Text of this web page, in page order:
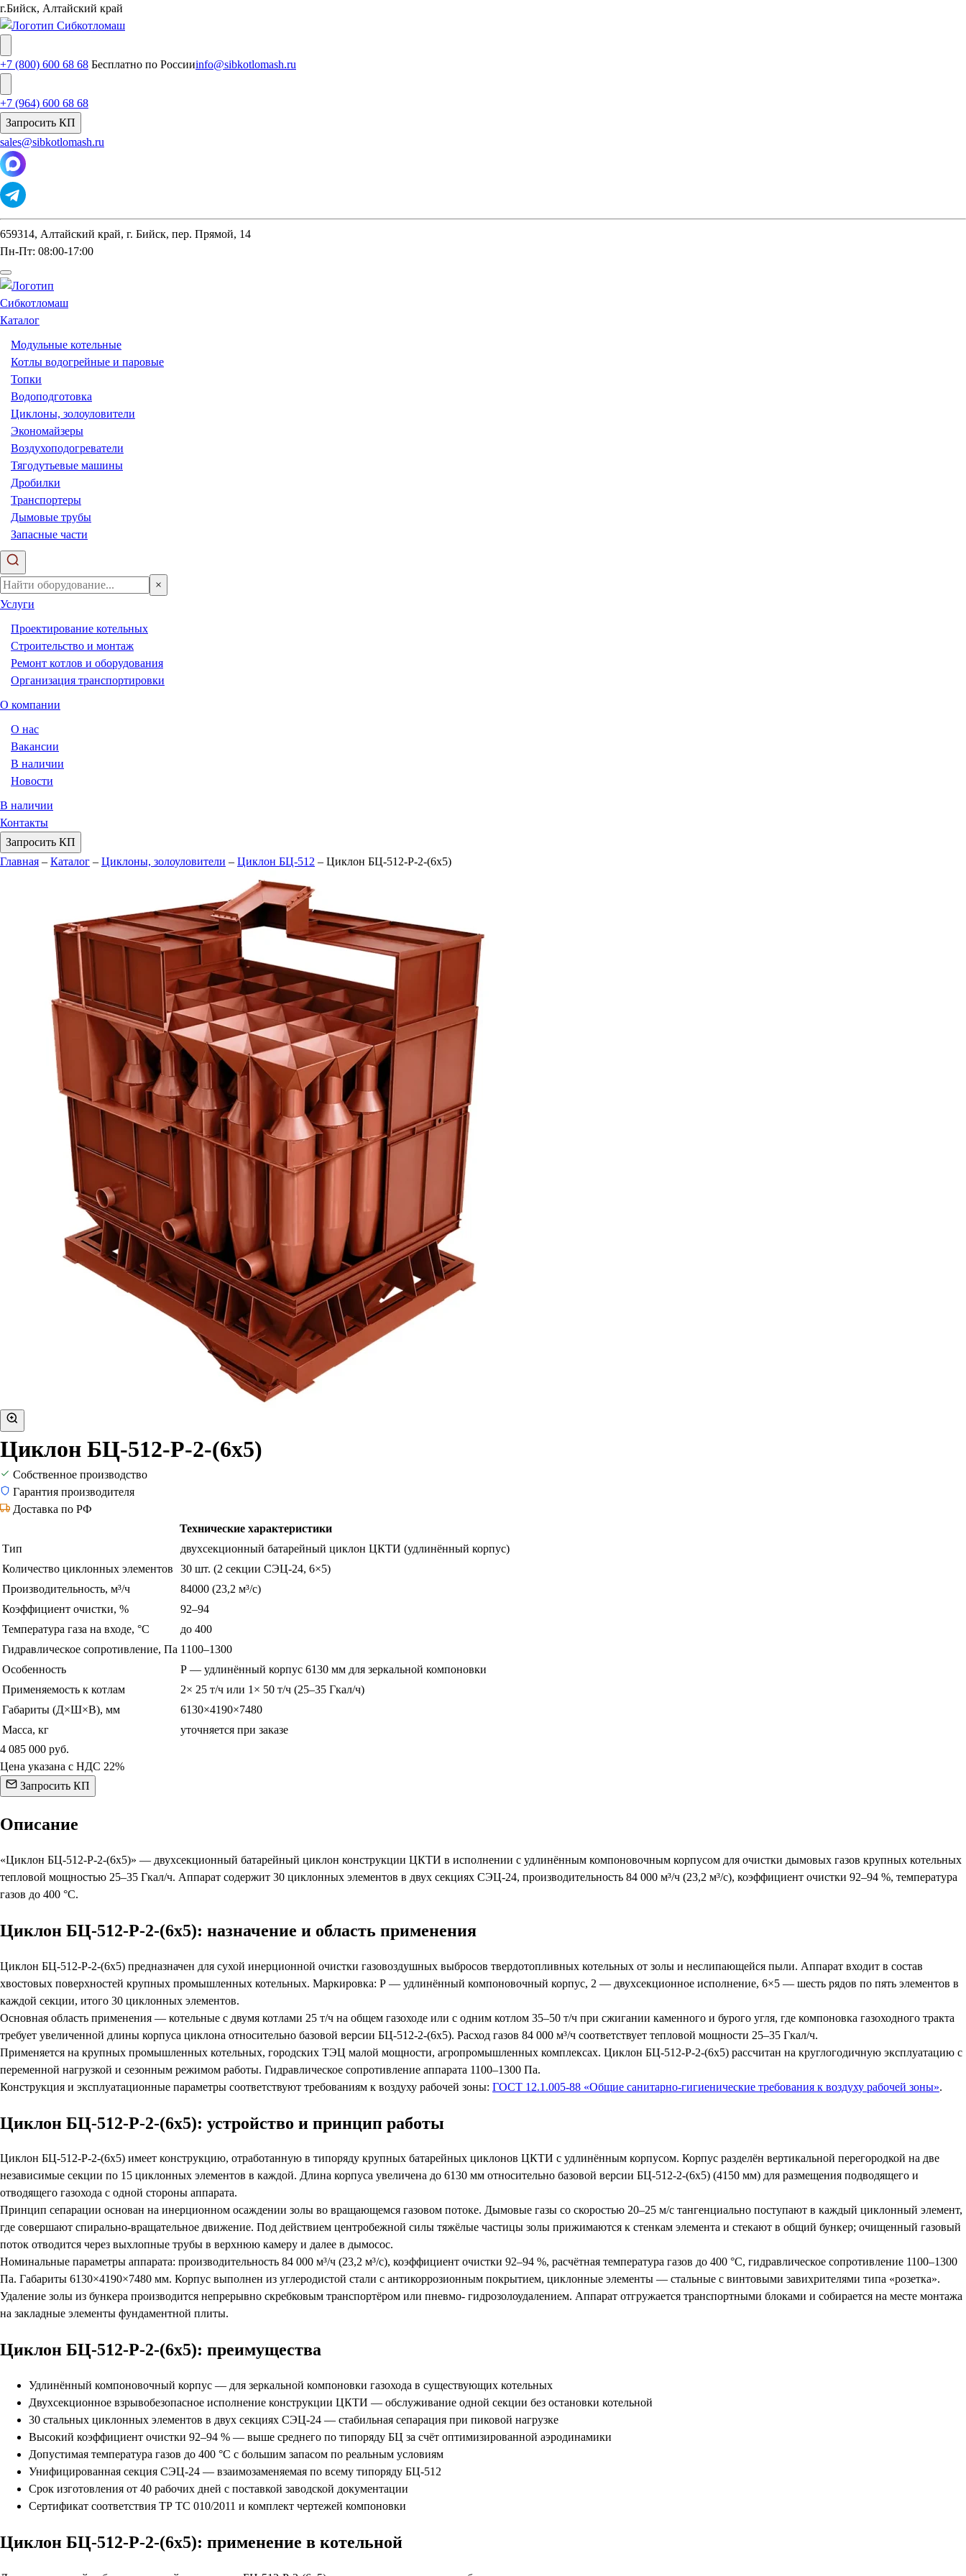
г.Бийск, Алтайский край
+7 (800) 600 68 68 Бесплатно по Россииinfo@sibkotlomash.ru
+7 (964) 600 68 68
Запросить КП
sales@sibkotlomash.ru
659314, Алтайский край, г. Бийск, пер. Прямой, 14
Пн-Пт: 08:00-17:00
Каталог
Модульные котельные
Котлы водогрейные и паровые
Топки
Водоподготовка
Циклоны, золоуловители
Экономайзеры
Воздухоподогреватели
Тягодутьевые машины
Дробилки
Транспортеры
Дымовые трубы
Запасные части
×
Услуги
Проектирование котельных
Строительство и монтаж
Ремонт котлов и оборудования
Организация транспортировки
О компании
О нас
Вакансии
В наличии
Новости
В наличии
Контакты
Запросить КП
Главная – Каталог – Циклоны, золоуловители – Циклон БЦ-512 – Циклон БЦ-512-Р-2-(6х5)
Циклон БЦ-512-Р-2-(6х5)
Собственное производство
Гарантия производителя
Доставка по РФ
Технические характеристики
Тип
двухсекционный батарейный циклон ЦКТИ (удлинённый корпус)
Количество циклонных элементов
30 шт. (2 секции СЭЦ-24, 6×5)
Производительность, м³/ч
84000 (23,2 м³/с)
Коэффициент очистки, %
92–94
Температура газа на входе, °С
до 400
Гидравлическое сопротивление, Па 1100–1300
Особенность
Р — удлинённый корпус 6130 мм для зеркальной компоновки
Применяемость к котлам
2× 25 т/ч или 1× 50 т/ч (25–35 Гкал/ч)
Габариты (Д×Ш×В), мм
6130×4190×7480
Масса, кг
уточняется при заказе
4 085 000 руб.
Цена указана с НДС 22%
Запросить КП
Описание
«Циклон БЦ-512-Р-2-(6х5)» — двухсекционный батарейный циклон конструкции ЦКТИ в исполнении с удлинённым компоновочным корпусом для очистки дымовых газов крупных котельных
тепловой мощностью 25–35 Гкал/ч. Аппарат содержит 30 циклонных элементов в двух секциях СЭЦ-24, производительность 84 000 м³/ч (23,2 м³/с), коэффициент очистки 92–94 %, температура
газов до 400 °С.
Циклон БЦ-512-Р-2-(6х5): назначение и область применения
Циклон БЦ-512-Р-2-(6х5) предназначен для сухой инерционной очистки газовоздушных выбросов твердотопливных котельных от золы и неслипающейся пыли. Аппарат входит в состав
хвостовых поверхностей крупных промышленных котельных. Маркировка: Р — удлинённый компоновочный корпус, 2 — двухсекционное исполнение, 6×5 — шесть рядов по пять элементов в
каждой секции, итого 30 циклонных элементов.
Основная область применения — котельные с двумя котлами 25 т/ч на общем газоходе или с одним котлом 35–50 т/ч при сжигании каменного и бурого угля, где компоновка газоходного тракта
требует увеличенной длины корпуса циклона относительно базовой версии БЦ-512-2-(6х5). Расход газов 84 000 м³/ч соответствует тепловой мощности 25–35 Гкал/ч.
Применяется на крупных промышленных котельных, городских ТЭЦ малой мощности, агропромышленных комплексах. Циклон БЦ-512-Р-2-(6х5) рассчитан на круглогодичную эксплуатацию с
переменной нагрузкой и сезонным режимом работы. Гидравлическое сопротивление аппарата 1100–1300 Па.
Конструкция и эксплуатационные параметры соответствуют требованиям к воздуху рабочей зоны: ГОСТ 12.1.005-88 «Общие санитарно-гигиенические требования к воздуху рабочей зоны».
Циклон БЦ-512-Р-2-(6х5): устройство и принцип работы
Циклон БЦ-512-Р-2-(6х5) имеет конструкцию, отработанную в типоряду крупных батарейных циклонов ЦКТИ с удлинённым корпусом. Корпус разделён вертикальной перегородкой на две
независимые секции по 15 циклонных элементов в каждой. Длина корпуса увеличена до 6130 мм относительно базовой версии БЦ-512-2-(6х5) (4150 мм) для размещения подводящего и
отводящего газохода с одной стороны аппарата.
Принцип сепарации основан на инерционном осаждении золы во вращающемся газовом потоке. Дымовые газы со скоростью 20–25 м/с тангенциально поступают в каждый циклонный элемент,
где совершают спирально-вращательное движение. Под действием центробежной силы тяжёлые частицы золы прижимаются к стенкам элемента и стекают в общий бункер; очищенный газовый
поток отводится через выхлопные трубы в верхнюю камеру и далее в дымосос.
Номинальные параметры аппарата: производительность 84 000 м³/ч (23,2 м³/с), коэффициент очистки 92–94 %, расчётная температура газов до 400 °С, гидравлическое сопротивление 1100–1300
Па. Габариты 6130×4190×7480 мм. Корпус выполнен из углеродистой стали с антикоррозионным покрытием, циклонные элементы — стальные с винтовыми завихрителями типа «розетка».
Удаление золы из бункера производится непрерывно скребковым транспортёром или пневмо- гидрозолоудалением. Аппарат отгружается транспортными блоками и собирается на месте монтажа
на закладные элементы фундаментной плиты.
Циклон БЦ-512-Р-2-(6х5): преимущества
Удлинённый компоновочный корпус — для зеркальной компоновки газохода в существующих котельных
Двухсекционное взрывобезопасное исполнение конструкции ЦКТИ — обслуживание одной секции без остановки котельной
30 стальных циклонных элементов в двух секциях СЭЦ-24 — стабильная сепарация при пиковой нагрузке
Высокий коэффициент очистки 92–94 % — выше среднего по типоряду БЦ за счёт оптимизированной аэродинамики
Допустимая температура газов до 400 °С с большим запасом по реальным условиям
Унифицированная секция СЭЦ-24 — взаимозаменяемая по всему типоряду БЦ-512
Срок изготовления от 40 рабочих дней с поставкой заводской документации
Сертификат соответствия ТР ТС 010/2011 и комплект чертежей компоновки
Циклон БЦ-512-Р-2-(6х5): применение в котельной